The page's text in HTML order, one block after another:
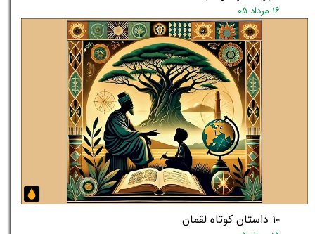
۱۶ مرداد ۰۵
۱۰ داستان کوتاه لقمان